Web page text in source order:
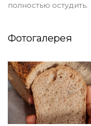
полностью остудить.
Фотогалерея